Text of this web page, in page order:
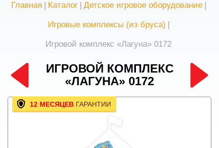
Главная | Каталог | Детское игровое оборудование |
Игровые комплексы (из бруса) |
Игровой комплекс «Лагуна» 0172
ИГРОВОЙ КОМПЛЕКС
«ЛАГУНА» 0172
12 МЕСЯЦЕВ ГАРАНТИИ